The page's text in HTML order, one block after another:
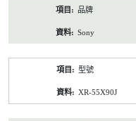
品牌
Sony
型號
XR-55X90J